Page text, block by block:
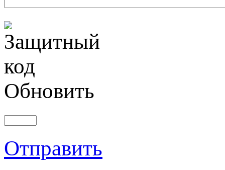
Обновить
Отправить